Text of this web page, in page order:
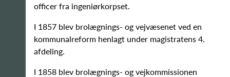
officer fra ingeniørkorpset.
I 1857 blev brolægnings- og vejvæsenet ved en
kommunalreform henlagt under magistratens 4.
afdeling.
I 1858 blev brolægnings- og vejkommissionen